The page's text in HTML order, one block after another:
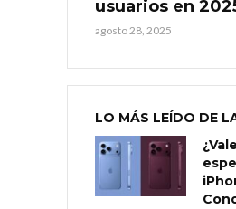
usuarios en
agosto 28, 2025
LO MÁS LEÍDO DE